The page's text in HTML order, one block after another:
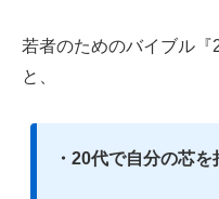
若者のためのバイブル
と、
・20代で自分の芯を